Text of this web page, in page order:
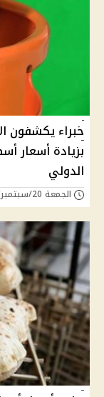
خبراء يكشفون
بزيادة أسعار
الدولي
الجمعة 20/سبتمبر/2024 - 07:00 م